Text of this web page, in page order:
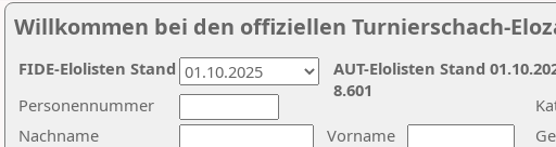
Willkommen bei den offiziellen Turnierschach-
Nachname
Vorname
Personennummer
AUT-Elolisten Stand
8.601
FIDE-Elolisten Stand